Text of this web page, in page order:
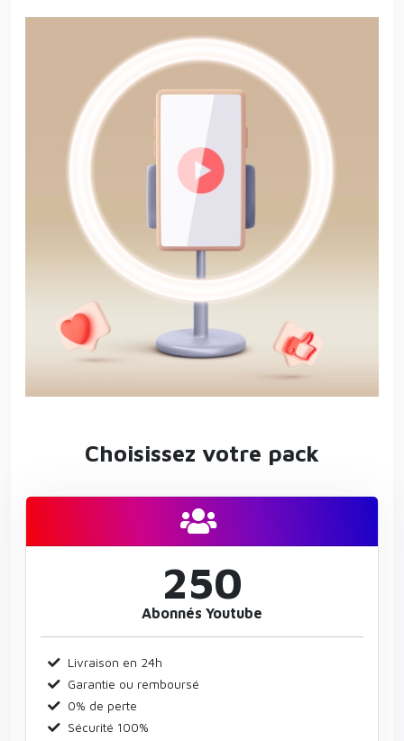
Choisissez votre pack
250
Abonnés Youtube
Livraison en 24h
Garantie ou remboursé
0% de perte
Sécurité 100%